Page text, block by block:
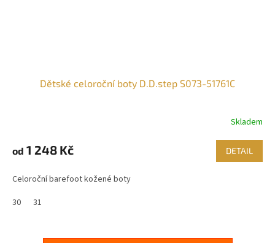
Dětské celoroční boty D.D.step S073-51761C
Skladem
od 1 248 Kč DETAIL
Celoroční barefoot kožené boty
30
31